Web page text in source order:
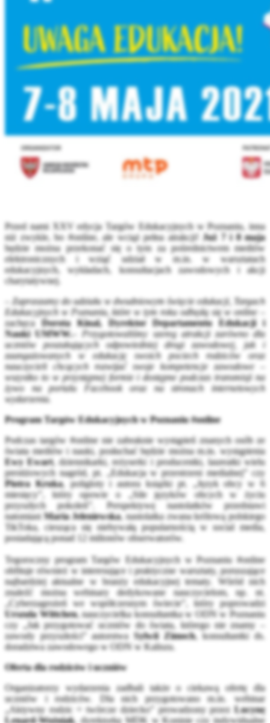
Przed nami XXV edycja Targów Edukacyjnych w Poznaniu, inna
niż zwykle, bo #online, ale wciąż pełna atrakcji!
Już 7 i 8 maja
będzie można przekonać się o tym za pośrednictwem mediów
elektronicznych i wziąć udział w m.in. w warsztatach
edukacyjnych, wykładach, konsultacjach zawodowych i akcji
charytatywnej.
–Zapraszamy do udziału w dwudniowym święcie edukacji, Targach
Edukacyjnych w Poznaniu, które w tym roku odbędą się w online –
zachęca Dorota Kinal, Dyrektor Departamentu Edukacji i
Nauki UMWW.–
Przygotowaliśmy szereg atrakcji zarówno dla
uczniów poszukujących odpowiedniej drogi zawodowej, jak i
zaangażowanych w edukację swoich pociech rodziców oraz
nauczycieli chcących rozwijać swoje kompetencje zawodowe –
wszystko to w przystępnej formie i dostępne podczas transmisji na
żywo na portalu Facebook oraz na stronach internetowych
wydarzenia.
Program Targów Edukacyjnych w Poznaniu #online
Podczas targów #online nie zabraknie wystąpień znanych osób ze
świata mediów i nauki, posłuchać będzie można m.in. wystąpienia
Ewy Ewart, dziennikarki, reżyserki i producentki, laureatki wielu
prestiżowych nagród, pt. „Edukacja w przestrzeni medialnej” czy
Piotra Kruka, poligloty i autora książki pt. „Język obcy w 6
miesięcy”, który opowie o „Sile języków obcych w życiu
przyszłych pokoleń”. Perspektywę nastolatków przedstawi
natomiast Maria Jeleniewska, nastolatka zwana królową polskiego
TikToka, ciesząca się niebywałą popularnością w social media,
posiadającą ponad 12 milionów obserwatorów.
Tegoroczny program Targów Edukacyjnych w Poznaniu #online
obfituje również w interesujące i praktyczne warsztaty, poruszające
najbardziej aktualne w branży edukacyjnej tematy. Wśród nich
znaleźć można webinary dedykowane nauczycielom, np. nt.
„Cyberzagrożeń we współczesnym świecie”, który poprowadzi
Urszula Wittchen, nauczycielka konsultantka w ODN w Poznaniu
czy „Jak przygotować uczniów do świata, którego nie znamy –
zawody przyszłości” autorstwa Sylwii Zimoch, konsultantki ds.
doradztwa zawodowego w ODN w Kaliszu.
Oferta dla rodziców i uczniów
Organizatorzy wydarzenia zadbali także o ciekawą ofertę dla
uczniów i rodziców. Dla nich przygotowano m.in. webinar
„Aktywny rodzic = twórcze dziecko” prowadzony przez Lucynę
Lenard-Woźniak, dyrektorkę MDK w Koninie czy indywidualne